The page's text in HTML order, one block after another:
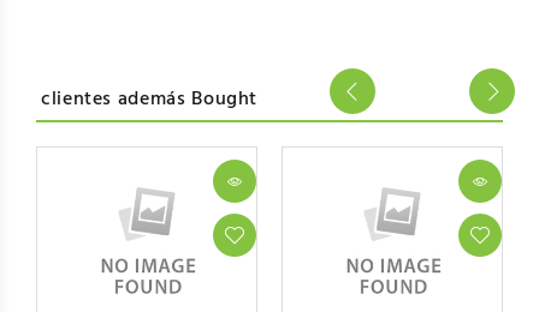
clientes además Bought